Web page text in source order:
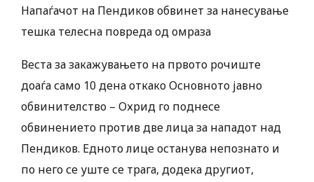
Напаѓачот на Пендиков обвинет за нанесување
тешка телесна повреда од омраза
Веста за закажувањето на првото рочиште
доаѓа само 10 дена откако Основното јавно
обвинителство – Охрид го поднесе
обвинението против две лица за нападот над
Пендиков. Едното лице останува непознато и
по него се уште се трага, додека другиот,